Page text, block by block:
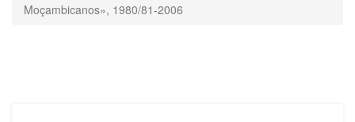
Moçambicanos», 1980/81-2006